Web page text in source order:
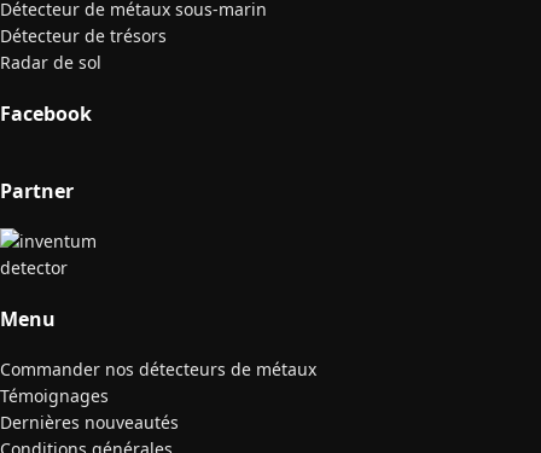
Détecteur de métaux sous-marin
Détecteur de trésors
Radar de sol
Facebook
Partner
Menu
Commander nos détecteurs de métaux
Témoignages
Dernières nouveautés